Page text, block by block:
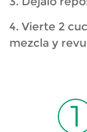
4. Vierte 2
mezcla y